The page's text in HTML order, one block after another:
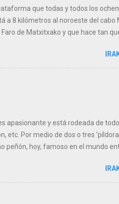
que todas y todos los
a 8 kilómetros al noroeste del cabo
de Matxitxako y que hace tan
'Aquamarine 501' y 'Charo del
'Medusa'. La situaron en la
gas. La primera perforación ya dio
apasionante y está rodeada de
etc. Por medio de dos o tres
peñón, hoy, famoso en el mundo
Bien, la explicación es
San Juan hace alusión al
colocada en una bandeja,